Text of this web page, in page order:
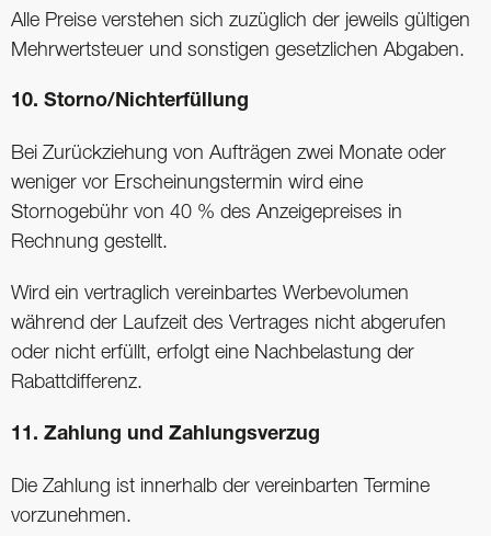
Alle Preise verstehen sich zuzüglich der jeweils gültigen
Mehrwertsteuer und sonstigen gesetzlichen Abgaben.
10. Storno/Nichterfüllung
Bei Zurückziehung von Aufträgen zwei Monate oder
weniger vor Erscheinungstermin wird eine
Stornogebühr von 40 % des Anzeigepreises in
Rechnung gestellt.
Wird ein vertraglich vereinbartes Werbevolumen
während der Laufzeit des Vertrages nicht abgerufen
oder nicht erfüllt, erfolgt eine Nachbelastung der
Rabattdifferenz.
11. Zahlung und Zahlungsverzug
Die Zahlung ist innerhalb der vereinbarten Termine
vorzunehmen.